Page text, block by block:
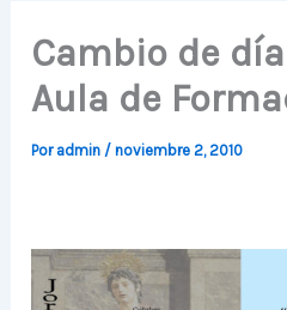
Cambio de
Aula de
Por admin /noviembre 2, 2010